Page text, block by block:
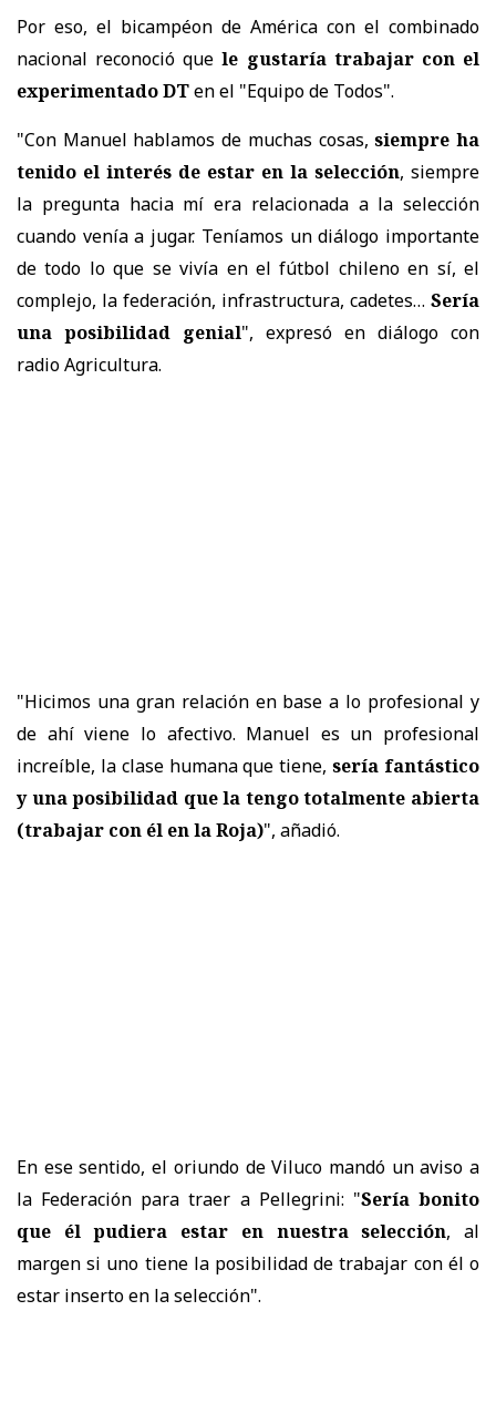
Por eso, el bicampéon de América con el combinado
nacional reconoció quele gustaría trabajar con el
experimentado DTen el "Equipo de Todos".
"Con Manuel hablamos de muchas cosas,siempre ha
tenido el interés de estar en la selección, siempre
la pregunta hacia mí era relacionada a la selección
cuando venía a jugar. Teníamos un diálogo importante
de todo lo que se vivía en el fútbol chileno en sí, el
complejo, la federación, infrastructura, cadetes… Sería
una posibilidad genial", expresó en diálogo con
radio Agricultura.
"Hicimos una gran relación en base a lo profesional y
de ahí viene lo afectivo. Manuel es un profesional
increíble, la clase humana que tiene,sería fantástico
y una posibilidad que la tengo totalmente abierta
(trabajar con él en la Roja)", añadió.
En ese sentido, el oriundo de Viluco mandó un aviso a
la Federación para traer a Pellegrini: "Sería bonito
que él pudiera estar en nuestra selección, al
margen si uno tiene la posibilidad de trabajar con él o
estar inserto en la selección".